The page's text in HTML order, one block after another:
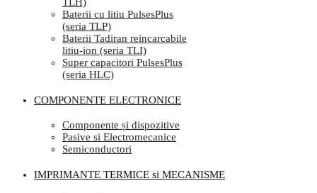
Baterii cu litiu PulsesPlus
(seria TLP)
Baterii Tadiran reincarcabile
litiu-ion (seria TLI)
Super capacitori PulsesPlus
(seria HLC)
COMPONENTE ELECTRONICE
Componente și dispozitive
Pasive si Electromecanice
Semiconductori
IMPRIMANTE TERMICE si MECANISME